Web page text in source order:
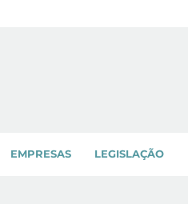
EMPRESAS LEGISLAÇÃO